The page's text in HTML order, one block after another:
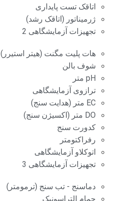
اتاقک تست پایداری
ژرمیناتور (اتاقک رشد)
تجهیزات آزمایشگاهی 2
هات پلیت مگنت (هیتر استیرر)
شوف بالن
pH متر
ترازوی آزمایشگاهی
EC متر (هدایت سنج)
DO متر (اکسیژن سنج)
کدورت سنج
رفراکتومتر
اتوکلاو آزمایشگاهی
تجهیزات آزمایشگاهی 3
دماسنج - تب سنج (ترمومتر)
حمام التراسونیک